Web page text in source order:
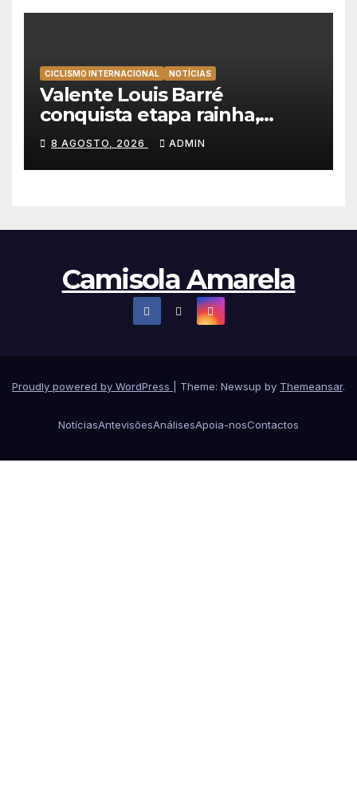
CICLISMO INTERNACIONAL NOTÍCIAS
Valente Louis Barré
conquista etapa rainha,
Christian Scaroni é o novo
líder da Volta a Polónia
8 AGOSTO, 2026 ADMIN
Camisola Amarela
Proudly powered by WordPress Theme: Newsup by Themeansar.
NotíciasAntevisõesAnálisesApoia-nosContactos